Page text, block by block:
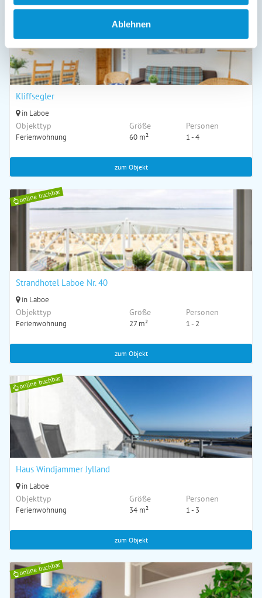
Ablehnen
online buchbar
Kliffsegler
in Laboe
Objekttyp
Ferienwohnung
Größe
60 m²
Personen
1 - 4
zum Objekt
online buchbar
Strandhotel Laboe Nr. 40
in Laboe
Objekttyp
Ferienwohnung
Größe
27 m²
Personen
1 - 2
zum Objekt
online buchbar
Haus Windjammer Jylland
in Laboe
Objekttyp
Ferienwohnung
Größe
34 m²
Personen
1 - 3
zum Objekt
online buchbar